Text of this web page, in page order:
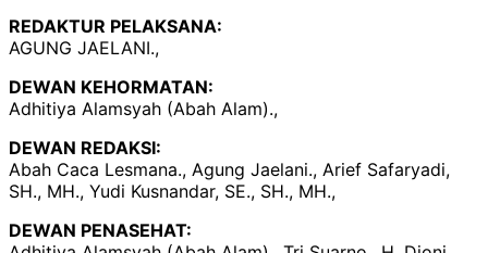
REDAKTUR PELAKSANA:
AGUNG JAELANI.,
DEWAN KEHORMATAN:
Adhitiya Alamsyah (Abah Alam).,
DEWAN REDAKSI:
Abah Caca Lesmana., Agung Jaelani., Arief Safaryadi,
SH., MH., Yudi Kusnandar, SE., SH., MH.,
DEWAN PENASEHAT: